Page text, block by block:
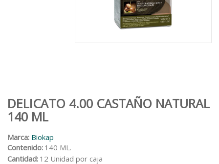
DELICATO 4.00 CASTAÑO NATURAL
140 ML
Marca: Biokap
Contenido: 140 ML.
Cantidad: 12 Unidad por caja